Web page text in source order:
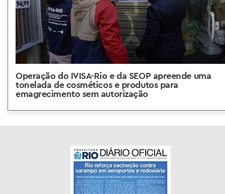
Operação do IVISA-Rio e da SEOP apreende uma
tonelada de cosméticos e produtos para
emagrecimento sem autorização